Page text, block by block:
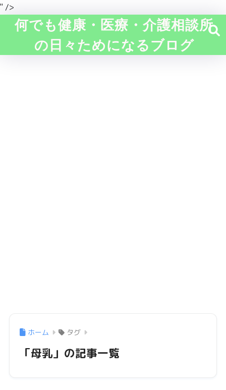
" />
何でも健康・医療・介護相談所
の日々ためになるブログ
ホーム タグ
「母乳」の記事一覧